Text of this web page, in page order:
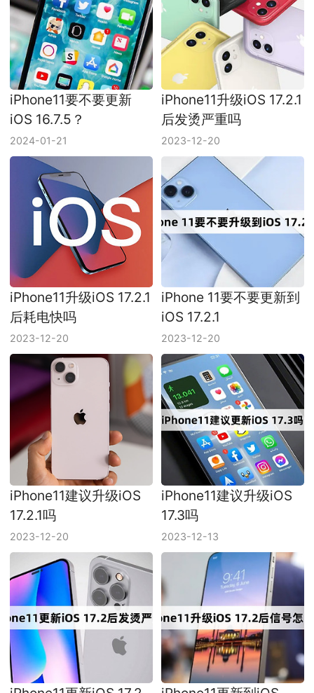
iPhone11要不要更新
iOS 16.7.5？
2024-01-21
iPhone11升级iOS 17.2.1
后发烫严重吗
2023-12-20
iPhone11升级iOS 17.2.1
后耗电快吗
2023-12-20
iPhone 11要不要更新到
iOS 17.2.1
2023-12-20
iPhone11建议升级iOS
17.2.1吗
2023-12-20
iPhone11建议升级iOS
17.3吗
2023-12-13